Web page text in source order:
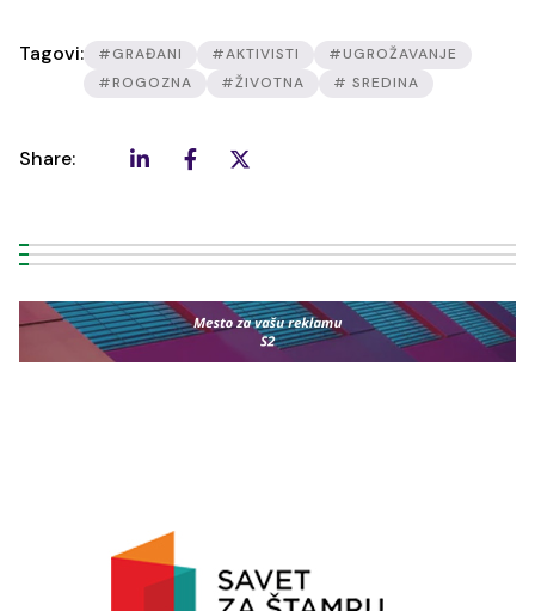
Tagovi: #GRAĐANI #AKTIVISTI
#UGROŽAVANJE
#ROGOZNA
#ŽIVOTNA # SREDINA
Share: